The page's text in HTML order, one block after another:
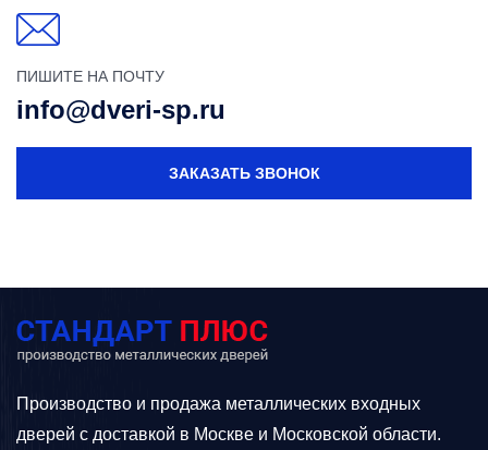
ПИШИТЕ НА ПОЧТУ
info@dveri-sp.ru
ЗАКАЗАТЬ ЗВОНОК
Производство и продажа металлических входных
дверей с доставкой в Москве и Московской области.